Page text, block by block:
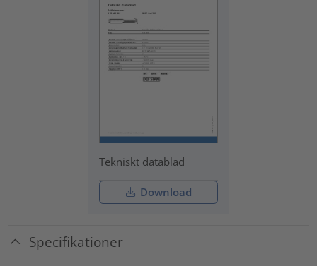
Tekniskt datablad
Download
Specifikationer